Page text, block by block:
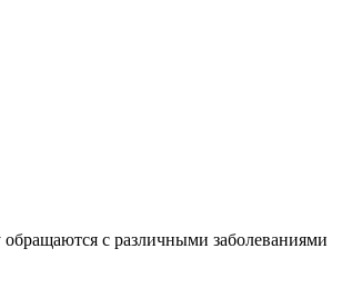
с различными заболеваниями